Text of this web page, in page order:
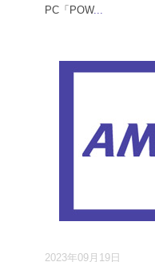
PC「POW...
2023年09月19日